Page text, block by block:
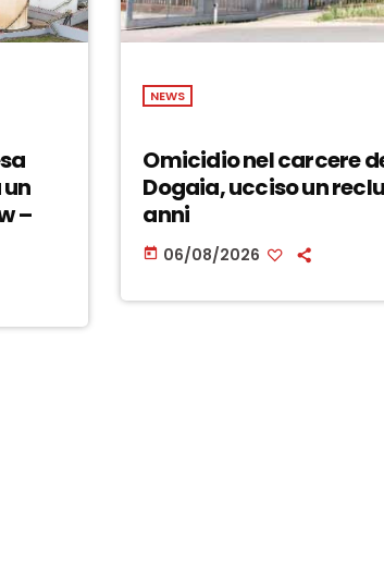
–
NEWS
Omicidio nel carcere
Dogaia, ucciso un
anni
today 06/08/2026